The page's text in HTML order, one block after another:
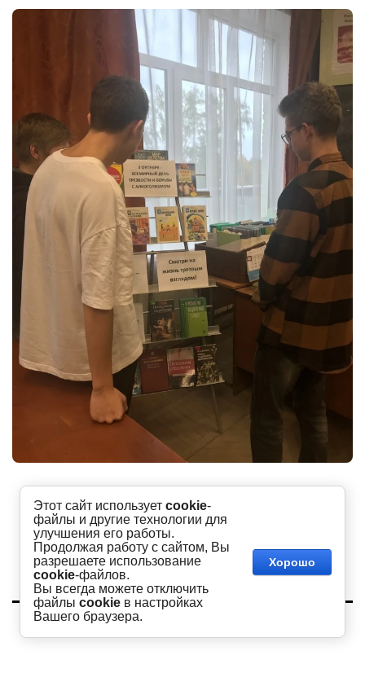
Copyright © 2016 - 2026
Этот сайт использует cookie-
файлы и другие технологии для
улучшения его работы.
Продолжая работу с сайтом, Вы
разрешаете использование
cookie-файлов.
Вы всегда можете отключить
файлы cookie в настройках
Вашего браузера.
Хорошо